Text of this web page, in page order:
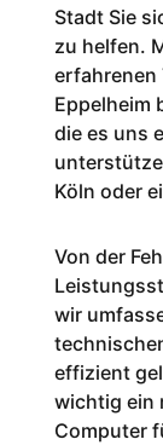
Stadt Sie
zu helfen.
erfahrenen
Eppelheim
die es uns
Köln oder
Von der
wir
effizient
wichtig ein
Computer